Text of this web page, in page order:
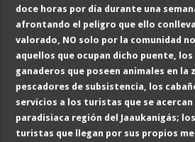
doce horas por día durante una
afrontando el peligro que ello
valorado, NO solo por la comunidad
aquellos que ocupan dicho puente,
ganaderos que poseen animales en la
pescadores de subsistencia, los
servicios a los turistas que se
paradisiaca región del Jaaukanigás;
turistas que llegan por sus propios